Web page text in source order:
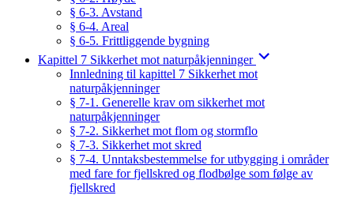
§ 6-3. Avstand
§ 6-4. Areal
§ 6-5. Frittliggende bygning
Kapittel 7 Sikkerhet mot naturpåkjenninger
Innledning til kapittel 7 Sikkerhet mot
naturpåkjenninger
§ 7-1. Generelle krav om sikkerhet mot
naturpåkjenninger
§ 7-2. Sikkerhet mot flom og stormflo
§ 7-3. Sikkerhet mot skred
§ 7-4. Unntaksbestemmelse for utbygging i områder
med fare for fjellskred og flodbølge som følge av
fjellskred